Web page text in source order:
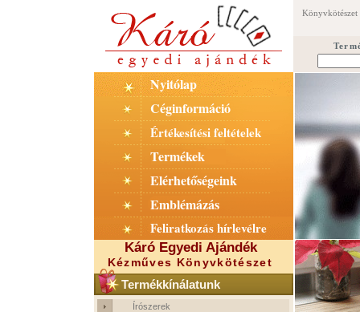
Könyvkötészet
Nyitólap
Céginformáció
Értékesítési feltételek
Termékek
Elérhetőségeink
Emblémázás
Feliratkozás hírlevélre
Káró Egyedi Ajándék
Kézműves Könyvkötészet
Termékkínálatunk
Írószerek